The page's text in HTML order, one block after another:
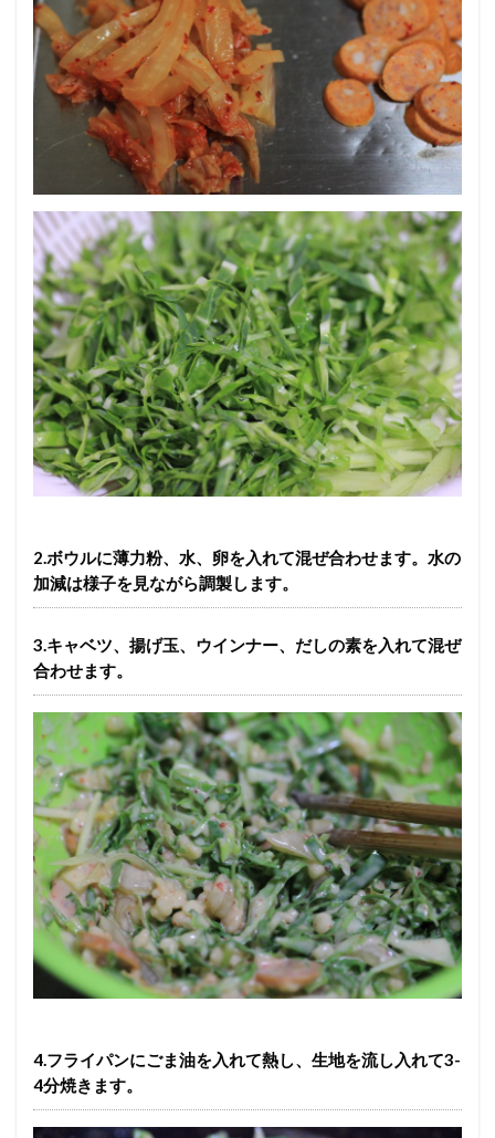
2.ボウルに薄力粉、水、卵を入れて混ぜ合わせます。水の
加減は様子を見ながら調製します。
3.キャベツ、揚げ玉、ウインナー、だしの素を入れて混ぜ
合わせます。
4.フライパンにごま油を入れて熱し、生地を流し入れて3-
4分焼きます。